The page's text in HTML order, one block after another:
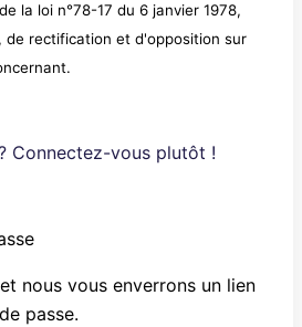
la loi n°78-17 du 6 janvier 1978,
de rectification et d'opposition sur
Connectez-vous plutôt !
nous vous enverrons un lien
passe.